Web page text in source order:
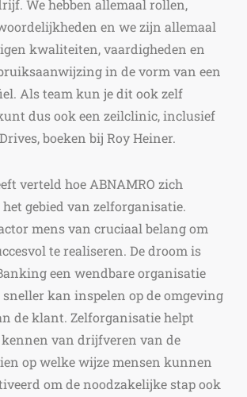
We hebben allemaal rollen,
en we zijn allemaal
kwaliteiten, vaardigheden en
in de vorm van een
Als team kun je dit ook zelf
dus ook een zeilclinic, inclusief
boeken bij Roy Heiner.
verteld hoe ABNAMRO zich
gebied van zelforganisatie.
mens van cruciaal belang om
te realiseren. De droom is
een wendbare organisatie
kan inspelen op de omgeving
de klant. Zelforganisatie helpt
van drijfveren van de
op welke wijze mensen kunnen
om de noodzakelijke stap ook